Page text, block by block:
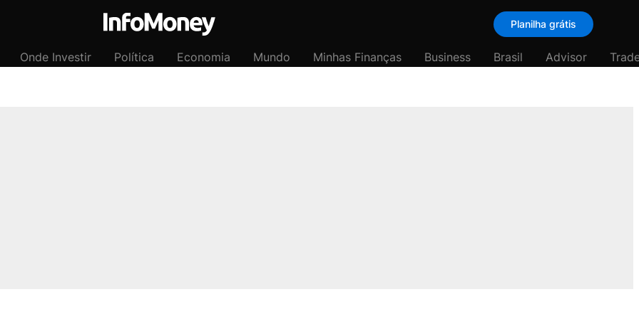
Planilha grátis
Onde Investir Política Economia Mundo Minhas Finanças Business Brasil Advisor